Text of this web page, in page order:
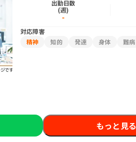
出勤日数
(週)
-
対応障害
精神
知的 発達 身体 難病
もっと見る